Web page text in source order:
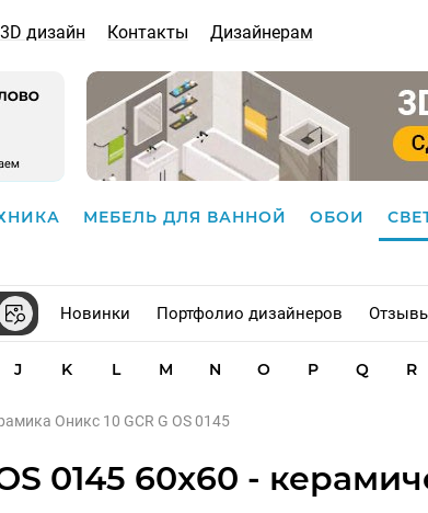
3D дизайн Контакты Дизайнерам
МЕБЕЛЬ ДЛЯ ВАННОЙ ОБОИ
Новинки Портфолио дизайнеров
J K L M N O P Q R
Оникс 10 GCR G OS 0145
0145 60x60 -